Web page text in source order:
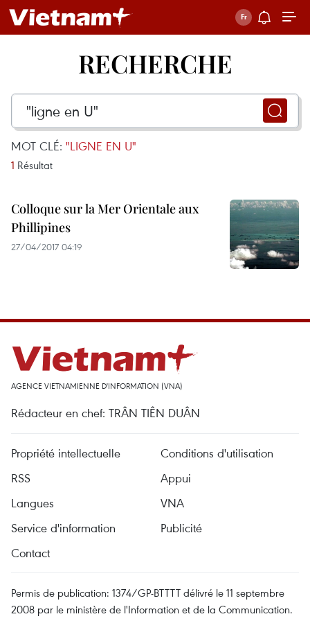
RECHERCHE
MOT CLÉ: "LIGNE EN U"
1 Résultat
Colloque sur la Mer Orientale aux
Phillipines
27/04/2017 04:19
AGENCE VIETNAMIENNE D'INFORMATION (VNA)
Rédacteur en chef: TRÂN TIÊN DUÂN
Propriété intellectuelle
Conditions d'utilisation
RSS
Appui
Langues
VNA
Service d'information
Publicité
Contact
Permis de publication: 1374/GP-BTTTT délivré le 11 septembre
2008 par le ministère de l'Information et de la Communication.